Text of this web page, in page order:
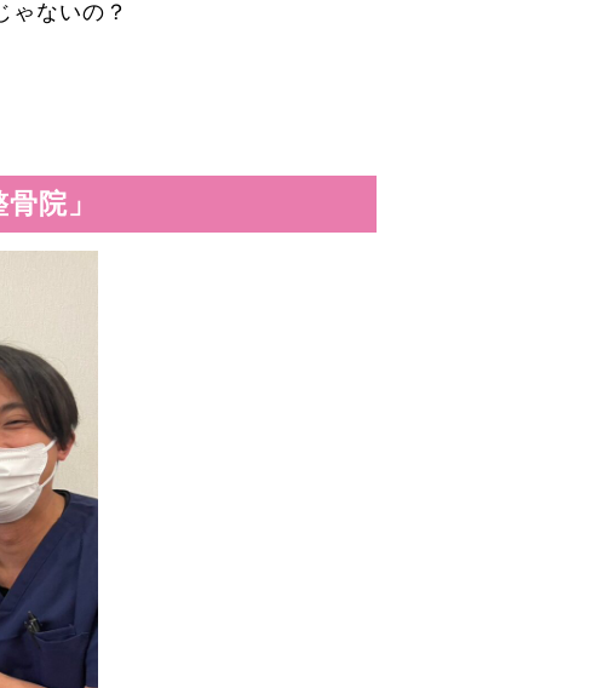
ゃないの？
院」